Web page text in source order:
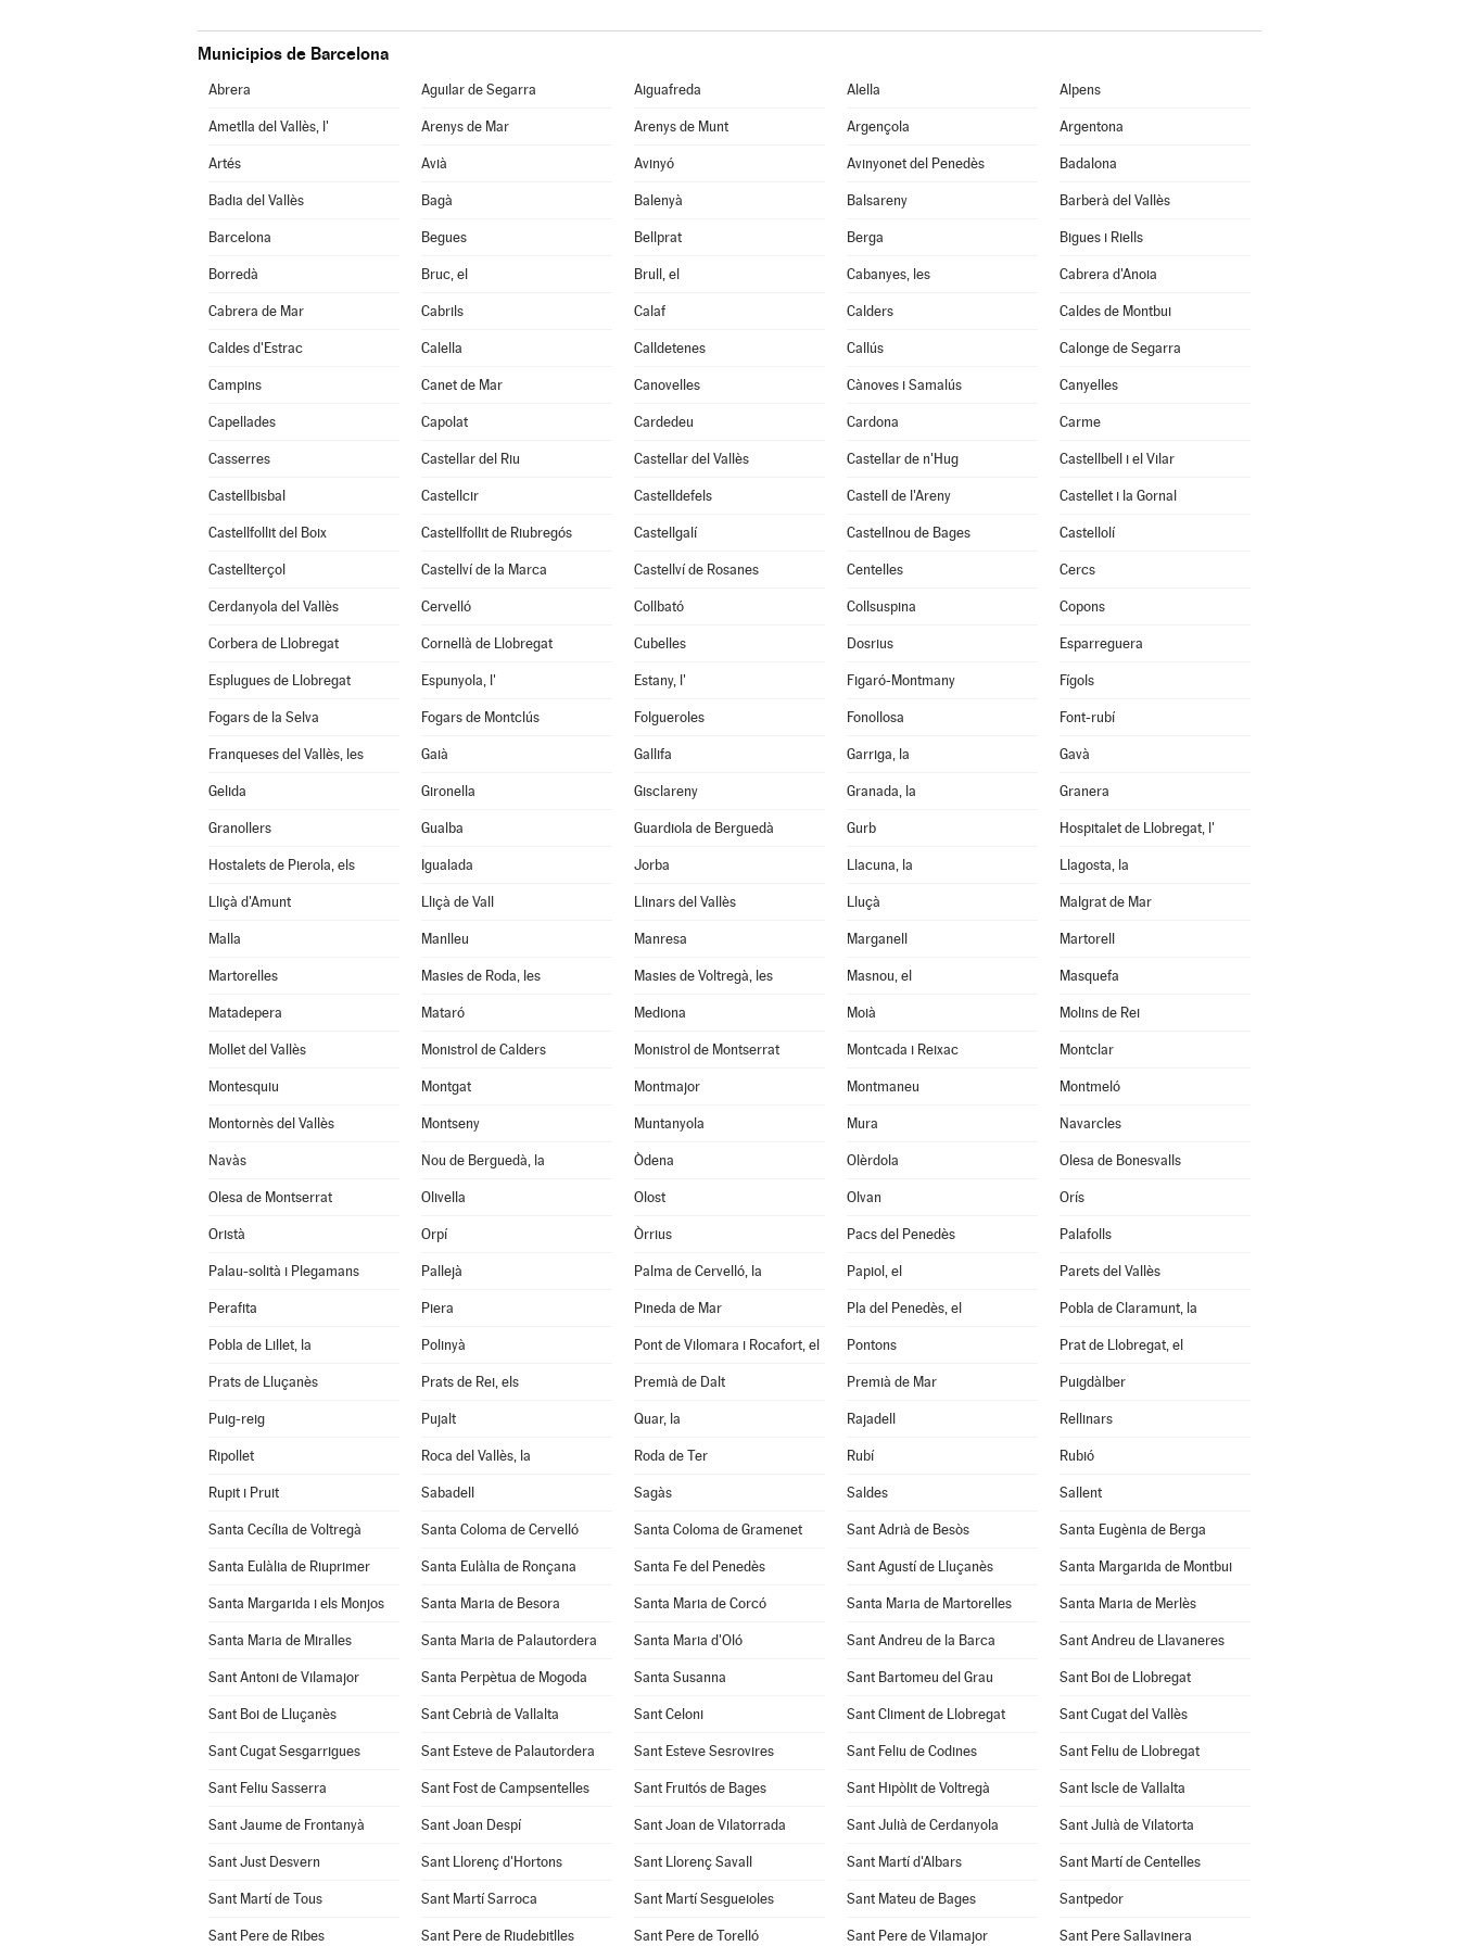
Municipios de Barcelona
Abrera Aguilar de Segarra Aiguafreda Alella Alpens
Ametlla del Vallès, l' Arenys de Mar Arenys de Munt Argençola Argentona
Artés Avià Avinyó Avinyonet del Penedès Badalona
Badia del Vallès Bagà Balenyà Balsareny Barberà del Vallès
Barcelona Begues Bellprat Berga Bigues i Riells
Borredà Bruc, el Brull, el Cabanyes, les Cabrera d'Anoia
Cabrera de Mar Cabrils Calaf Calders Caldes de Montbui
Caldes d'Estrac Calella Calldetenes Callús Calonge de Segarra
Campins Canet de Mar Canovelles Cànoves i Samalús Canyelles
Capellades Capolat Cardedeu Cardona Carme
Casserres Castellar del Riu Castellar del Vallès Castellar de n'Hug Castellbell i el Vilar
Castellbisbal Castellcir Castelldefels Castell de l'Areny Castellet i la Gornal
Castellfollit del Boix Castellfollit de Riubregós Castellgalí Castellnou de Bages Castellolí
Castellterçol Castellví de la Marca Castellví de Rosanes Centelles Cercs
Cerdanyola del Vallès Cervelló Collbató Collsuspina Copons
Corbera de Llobregat Cornellà de Llobregat Cubelles Dosrius Esparreguera
Esplugues de Llobregat Espunyola, l' Estany, l' Figaró-Montmany Fígols
Fogars de la Selva Fogars de Montclús Folgueroles Fonollosa Font-rubí
Franqueses del Vallès, les Gaià Gallifa Garriga, la Gavà
Gelida Gironella Gisclareny Granada, la Granera
Granollers Gualba Guardiola de Berguedà Gurb Hospitalet de Llobregat, l'
Hostalets de Pierola, els Igualada Jorba Llacuna, la Llagosta, la
Lliçà d'Amunt Lliçà de Vall Llinars del Vallès Lluçà Malgrat de Mar
Malla Manlleu Manresa Marganell Martorell
Martorelles Masies de Roda, les Masies de Voltregà, les Masnou, el Masquefa
Matadepera Mataró Mediona Moià Molins de Rei
Mollet del Vallès Monistrol de Calders Monistrol de Montserrat Montcada i Reixac Montclar
Montesquiu Montgat Montmajor Montmaneu Montmeló
Montornès del Vallès Montseny Muntanyola Mura Navarcles
Navàs Nou de Berguedà, la Òdena Olèrdola Olesa de Bonesvalls
Olesa de Montserrat Olivella Olost Olvan Orís
Oristà Orpí Òrrius Pacs del Penedès Palafolls
Palau-solità i Plegamans Pallejà Palma de Cervelló, la Papiol, el Parets del Vallès
Perafita Piera Pineda de Mar Pla del Penedès, el Pobla de Claramunt, la
Pobla de Lillet, la Polinyà Pont de Vilomara i Rocafort, el Pontons Prat de Llobregat, el
Prats de Lluçanès Prats de Rei, els Premià de Dalt Premià de Mar Puigdàlber
Puig-reig Pujalt Quar, la Rajadell Rellinars
Ripollet Roca del Vallès, la Roda de Ter Rubí Rubió
Rupit i Pruit Sabadell Sagàs Saldes Sallent
Santa Cecília de Voltregà Santa Coloma de Cervelló Santa Coloma de Gramenet Sant Adrià de Besòs Santa Eugènia de Berga
Santa Eulàlia de Riuprimer Santa Eulàlia de Ronçana Santa Fe del Penedès Sant Agustí de Lluçanès Santa Margarida de Montbui
Santa Margarida i els Monjos Santa Maria de Besora Santa Maria de Corcó Santa Maria de Martorelles Santa Maria de Merlès
Santa Maria de Miralles Santa Maria de Palautordera Santa Maria d'Oló Sant Andreu de la Barca Sant Andreu de Llavaneres
Sant Antoni de Vilamajor Santa Perpètua de Mogoda Santa Susanna Sant Bartomeu del Grau Sant Boi de Llobregat
Sant Boi de Lluçanès Sant Cebrià de Vallalta Sant Celoni Sant Climent de Llobregat Sant Cugat del Vallès
Sant Cugat Sesgarrigues Sant Esteve de Palautordera Sant Esteve Sesrovires Sant Feliu de Codines Sant Feliu de Llobregat
Sant Feliu Sasserra Sant Fost de Campsentelles Sant Fruitós de Bages Sant Hipòlit de Voltregà Sant Iscle de Vallalta
Sant Jaume de Frontanyà Sant Joan Despí Sant Joan de Vilatorrada Sant Julià de Cerdanyola Sant Julià de Vilatorta
Sant Just Desvern Sant Llorenç d'Hortons Sant Llorenç Savall Sant Martí d'Albars Sant Martí de Centelles
Sant Martí de Tous Sant Martí Sarroca Sant Martí Sesgueioles Sant Mateu de Bages Santpedor
Sant Pere de Ribes Sant Pere de Riudebitlles Sant Pere de Torelló Sant Pere de Vilamajor Sant Pere Sallavinera